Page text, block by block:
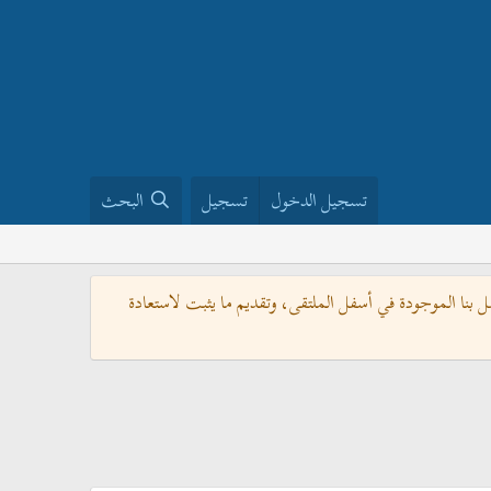
تسجيل الدخول تسجيل البحث
الموجودة في أسفل الملتقى، وتقديم ما يثبت لاستعادة